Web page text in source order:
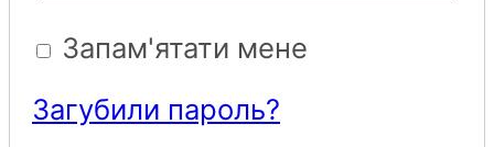
Запам'ятати мене
Загубили пароль?